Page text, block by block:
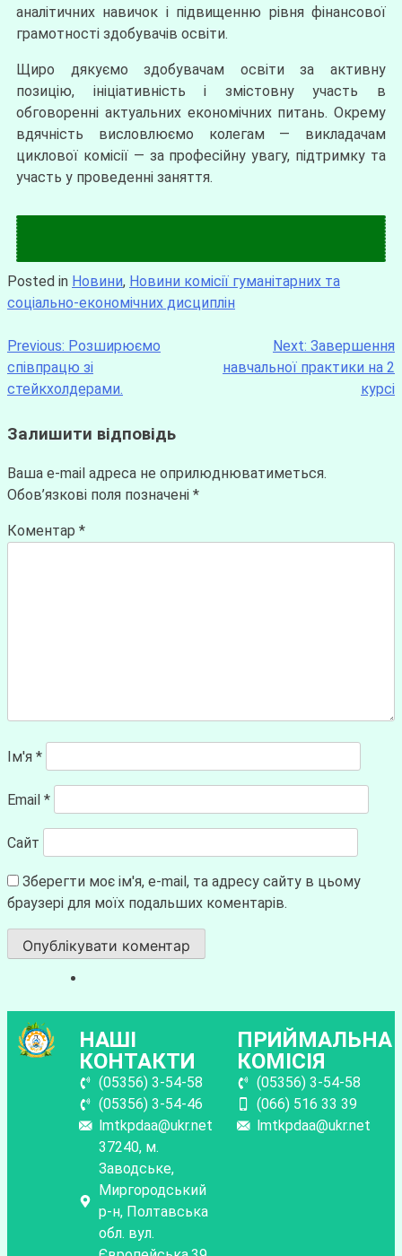
аналітичних навичок і підвищенню рівня фінансової
грамотності здобувачів освіти.
Щиро дякуємо здобувачам освіти за активну
позицію, ініціативність і змістовну участь в
обговоренні актуальних економічних питань. Окрему
вдячність висловлюємо колегам — викладачам
циклової комісії — за професійну увагу, підтримку та
участь у проведенні заняття.
Posted in Новини, Новини комісії гуманітарних та
соціально-економічних дисциплін
Previous: Розширюємо
співпрацю зі
стейкхолдерами.
Next: Завершення
навчальної практики на 2
курсі
Залишити відповідь
Ваша e-mail адреса не оприлюднюватиметься.
Обов’язкові поля позначені *
Коментар *
Ім'я *
Email *
Сайт
Зберегти моє ім'я, e-mail, та адресу сайту в цьому
браузері для моїх подальших коментарів.
НАШІ
КОНТАКТИ
(05356) 3-54-58
(05356) 3-54-46
lmtkpdaa@ukr.net
37240, м.
Заводське,
Миргородський
р-н, Полтавська
обл. вул.
ПРИЙМАЛЬНА
КОМІСІЯ
(05356) 3-54-58
(066) 516 33 39
lmtkpdaa@ukr.net